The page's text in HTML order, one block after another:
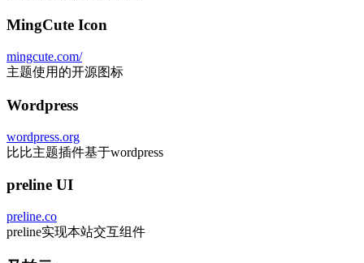
MingCute Icon
mingcute.com/
主题使用的开源图标
Wordpress
wordpress.org
比比主题插件基于wordpress
preline UI
preline.co
preline实现本站交互组件